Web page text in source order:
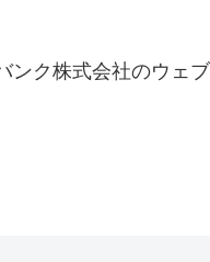
ンク株式会社のウェブ